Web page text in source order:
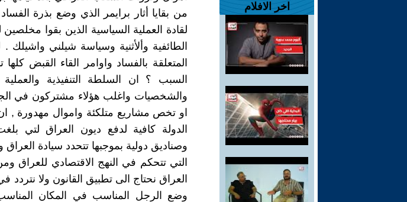
اخر الافلام
من بقايا أثار برايمر الذي وضع بذرة
لقادة العملية السياسية الذين بقوا
الطائفية وألأثنية وسياسة شيلني
المتعلقة بالفساد واوامر القاء القبض
السبب ؟ ان السلطة التنفيذية
والشخصيات واغلب هؤلاء مشتركون في
او تخص مشاريع متلكئة واموال مهدورة ,
الدولة كافية لدفع ديون العراق لتي
وصناديق دولية بموجبها تتحدد سيادة
التي تتحكم في النهج الاقتصادي للعراق